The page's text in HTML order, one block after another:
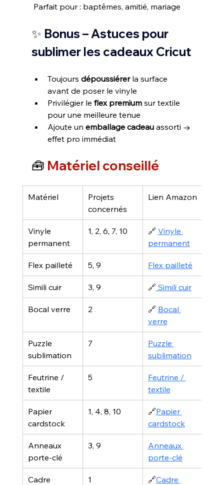
Parfait pour : baptêmes, amitié, mariage
✨ Bonus – Astuces pour
sublimer les cadeaux Cricut
Toujours dépoussiérer la surface
avant de poser le vinyle
Privilégier le flex premium sur textile
pour une meilleure tenue
Ajoute un emballage cadeau assorti →
effet pro immédiat
🧰 Matériel conseillé
Matériel
Projets
concernés
Lien Amazon
Vinyle
permanent
1, 2, 6, 7, 10 🔗 Vinyle
permanent
Flex pailleté 5, 9 Flex pailleté
Simili cuir 3, 9 🔗 Simili cuir
Bocal verre 2 🔗 Bocal
verre
Puzzle
sublimation
7
Puzzle
sublimation
Feutrine /
textile
5
Feutrine /
textile
Papier
cardstock
1, 4, 8, 10 🔗Papier
cardstock
Anneaux
porte-clé
3, 9
Anneaux
porte-clé
Cadre 1 🔗Cadre